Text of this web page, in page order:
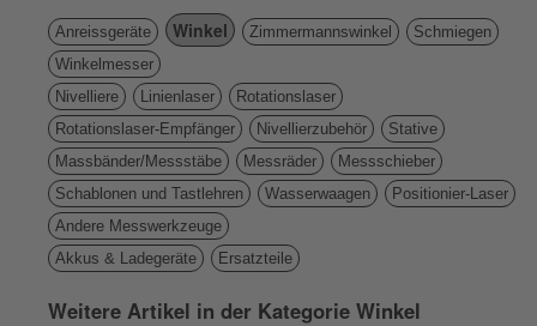
Anreissgeräte Winkel Zimmermannswinkel
Schmiegen
Winkelmesser
Nivelliere
Linienlaser
Rotationslaser
Rotationslaser-Empfänger
Nivellierzubehör
Stative
Massbänder/Messstäbe
Messräder
Messschieber
Schablonen und Tastlehren
Wasserwaagen
Positionier-Laser
Andere Messwerkzeuge
Akkus & Ladegeräte
Ersatzteile
Weitere Artikel in der Kategorie Winkel